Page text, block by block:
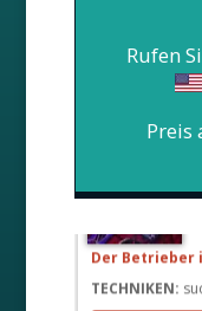
Rufen
Preis
Der Betrieber
TECHNIKEN: